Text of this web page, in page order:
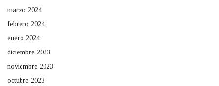
marzo 2024
febrero 2024
enero 2024
diciembre 2023
noviembre 2023
octubre 2023